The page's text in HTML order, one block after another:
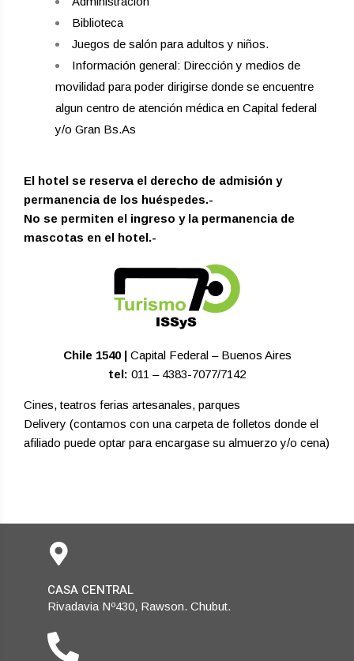
Biblioteca
Juegos de salón para adultos y niños.
Información general: Dirección y medios de
movilidad para poder dirigirse donde se encuentre
algun centro de atención médica en Capital federal
y/o Gran Bs.As
El hotel se reserva el derecho de admisión y
permanencia de los huéspedes.-
No se permiten el ingreso y la permanencia de
mascotas en el hotel.-
Chile 1540 |
Capital Federal – Buenos Aires
tel: 011 – 4383-7077/7142
Cines, teatros ferias artesanales, parques
Delivery (contamos con una carpeta de folletos donde el
afiliado puede optar para encargase su almuerzo y/o cena)
CASA CENTRAL
Rivadavia Nº430, Rawson. Chubut.